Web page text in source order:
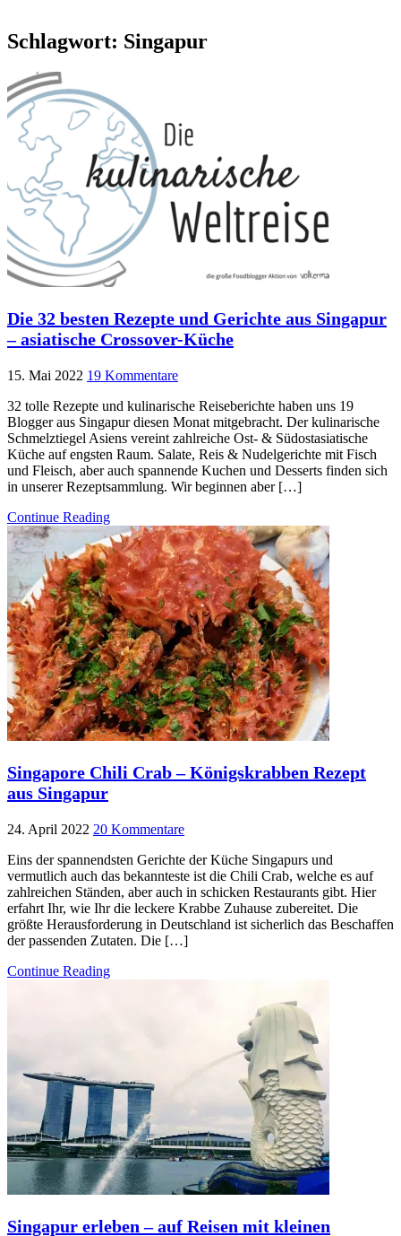
Schlagwort: Singapur
Die 32 besten Rezepte und Gerichte aus Singapur
– asiatische Crossover-Küche
15. Mai 2022 19 Kommentare
32 tolle Rezepte und kulinarische Reiseberichte haben uns 19
Blogger aus Singapur diesen Monat mitgebracht. Der kulinarische
Schmelztiegel Asiens vereint zahlreiche Ost- & Südostasiatische
Küche auf engsten Raum. Salate, Reis & Nudelgerichte mit Fisch
und Fleisch, aber auch spannende Kuchen und Desserts finden sich
in unserer Rezeptsammlung. Wir beginnen aber […]
Continue Reading
Singapore Chili Crab – Königskrabben Rezept
aus Singapur
24. April 2022 20 Kommentare
Eins der spannendsten Gerichte der Küche Singapurs und
vermutlich auch das bekannteste ist die Chili Crab, welche es auf
zahlreichen Ständen, aber auch in schicken Restaurants gibt. Hier
erfahrt Ihr, wie Ihr die leckere Krabbe Zuhause zubereitet. Die
größte Herausforderung in Deutschland ist sicherlich das Beschaffen
der passenden Zutaten. Die […]
Continue Reading
Singapur erleben – auf Reisen mit kleinen